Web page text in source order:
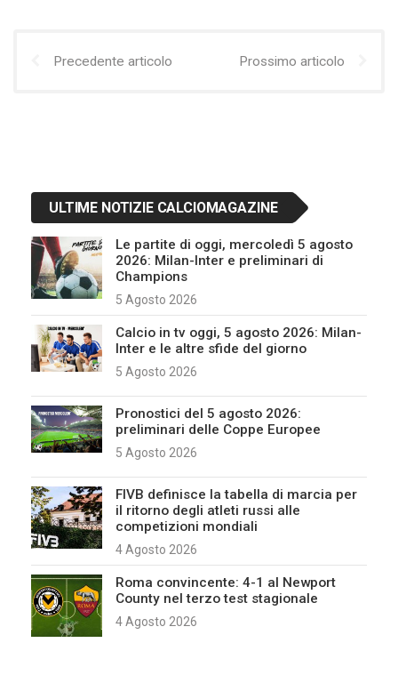
Precedente articolo Prossimo articolo
ULTIME NOTIZIE CALCIOMAGAZINE
Le partite di oggi, mercoledì 5 agosto
2026: Milan-Inter e preliminari di
Champions
5 Agosto 2026
Calcio in tv oggi, 5 agosto 2026: Milan-
Inter e le altre sfide del giorno
5 Agosto 2026
Pronostici del 5 agosto 2026:
preliminari delle Coppe Europee
5 Agosto 2026
FIVB definisce la tabella di marcia per
il ritorno degli atleti russi alle
competizioni mondiali
4 Agosto 2026
Roma convincente: 4-1 al Newport
County nel terzo test stagionale
4 Agosto 2026